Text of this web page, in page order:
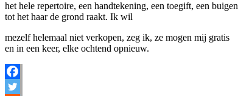
het hele repertoire, een handtekening, een toegift, een buigen
tot het haar de grond raakt. Ik wil
mezelf helemaal niet verkopen, zeg ik, ze mogen mij gratis
en in een keer, elke ochtend opnieuw.